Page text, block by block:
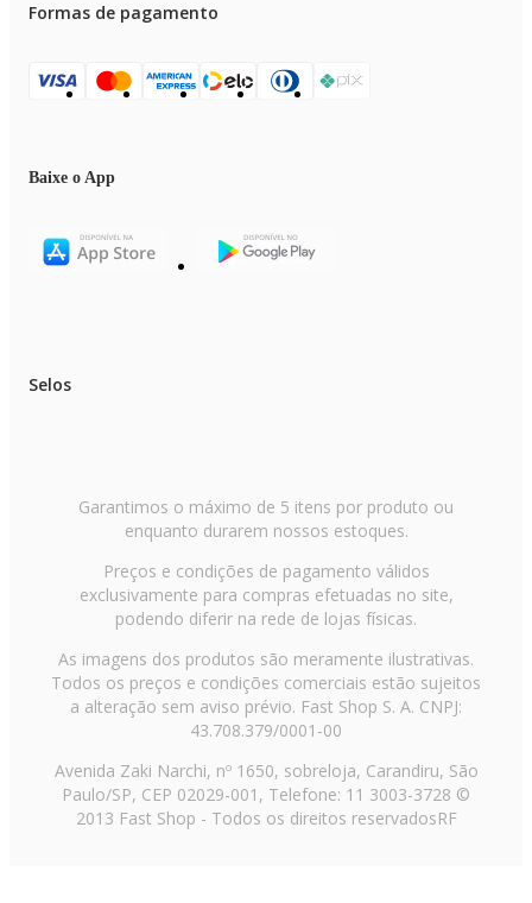
Formas de pagamento
Baixe o App
Selos
Garantimos o máximo de 5 itens por produto ou
enquanto durarem nossos estoques.
Preços e condições de pagamento válidos
exclusivamente para compras efetuadas no site,
podendo diferir na rede de lojas físicas.
As imagens dos produtos são meramente ilustrativas.
Todos os preços e condições comerciais estão sujeitos
a alteração sem aviso prévio. Fast Shop S. A. CNPJ:
43.708.379/0001-00
Avenida Zaki Narchi, nº 1650, sobreloja, Carandiru, São
Paulo/SP, CEP 02029-001, Telefone: 11 3003-3728 ©
2013 Fast Shop - Todos os direitos reservadosRF